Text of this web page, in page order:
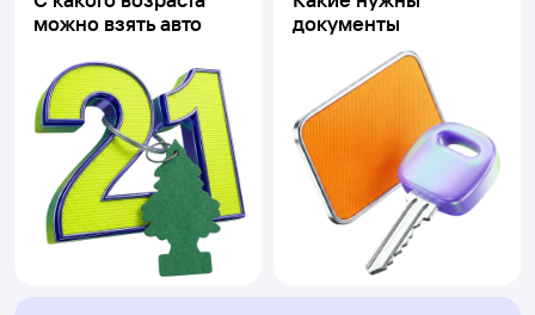
можно взять авто
документы